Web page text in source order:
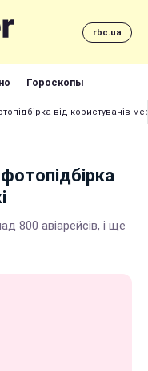
rbc.ua
Гороскопы
від користувачів
800 авіарейсів, і ще